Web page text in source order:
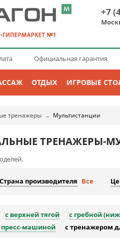
+7
Официальная гарантия
ОТДЫХ ИГРОВЫЕ
тренажеры → Мультистанции
ТРЕНАЖЕРЫ-
Страна производителя Все
с верхней тягой
с гребной
пресс-машиной с тренажером